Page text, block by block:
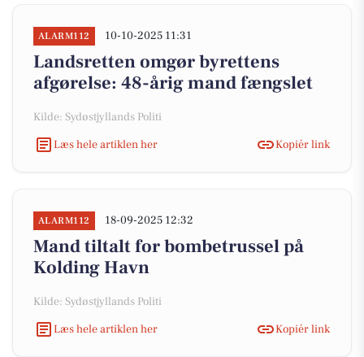
ALARM112 10-10-2025 11:31
Landsretten omgør byrettens
afgørelse: 48-årig mand fængslet
Kilde: Sydøstjyllands Politi
Læs hele artiklen her
Kopiér link
ALARM112 18-09-2025 12:32
Mand tiltalt for bombetrussel på
Kolding Havn
Kilde: Sydøstjyllands Politi
Læs hele artiklen her
Kopiér link